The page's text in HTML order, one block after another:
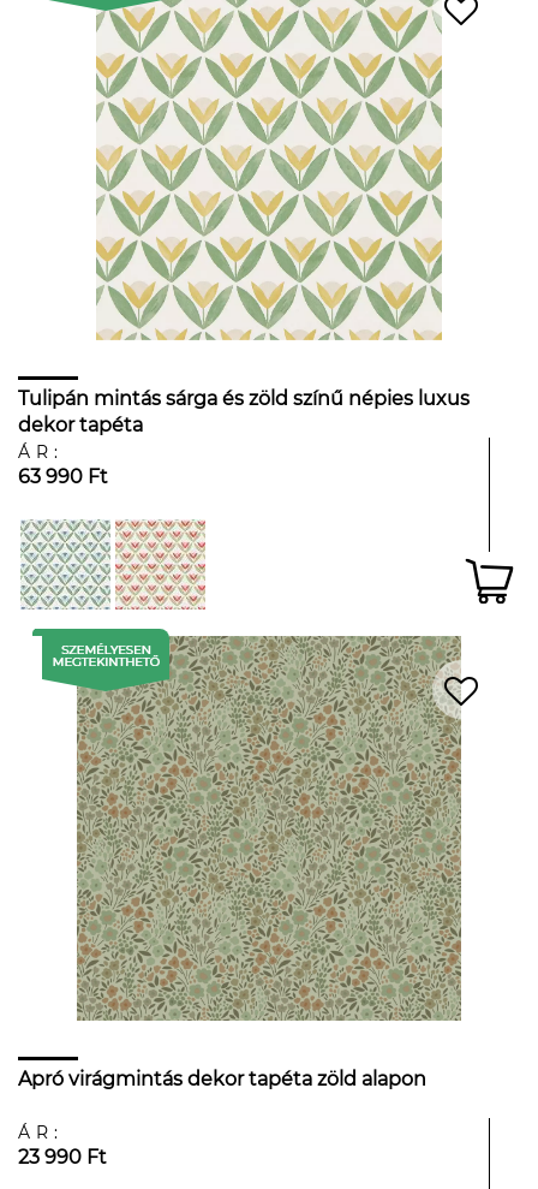
Tulipán mintás sárga és zöld színű népies luxus
dekor tapéta
ÁR:
63 990 Ft
Apró virágmintás dekor tapéta zöld alapon
ÁR:
23 990 Ft